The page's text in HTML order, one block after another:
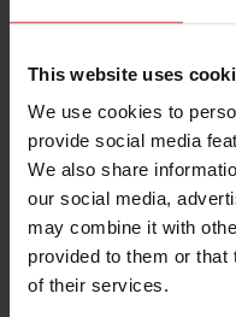
This website uses
We use cookies to
provide social media
We also share
our social media,
may combine it with
provided to them or that
of their services.
URSUIT
THERMOFILL
LIGHT
334,66 €
LIGHT